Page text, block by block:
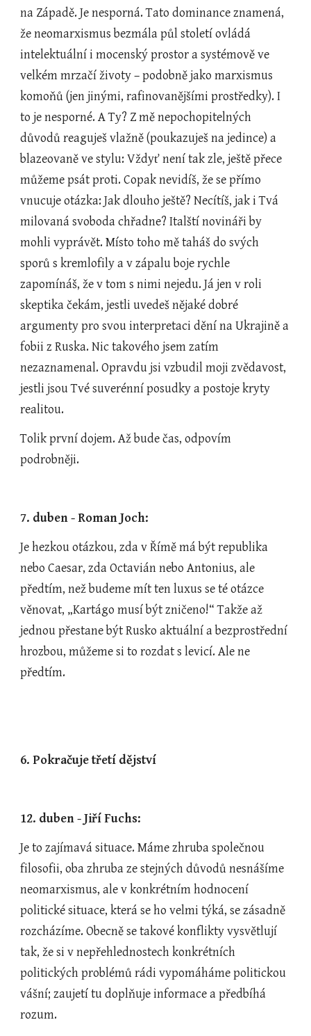
na Západě. Je nesporná. Tato dominance znamená,
že neomarxismus bezmála půl století ovládá
intelektuální i mocenský prostor a systémově ve
velkém mrzačí životy – podobně jako marxismus
komoňů (jen jinými, rafinovanějšími prostředky). I
to je nesporné. A Ty? Z mě nepochopitelných
důvodů reaguješ vlažně (poukazuješ na jedince) a
blazeovaně ve stylu: Vždyť není tak zle, ještě přece
můžeme psát proti. Copak nevidíš, že se přímo
vnucuje otázka: Jak dlouho ještě? Necítíš, jak i Tvá
milovaná svoboda chřadne? Italští novináři by
mohli vyprávět. Místo toho mě taháš do svých
sporů s kremlofily a v zápalu boje rychle
zapomínáš, že v tom s nimi nejedu. Já jen v roli
skeptika čekám, jestli uvedeš nějaké dobré
argumenty pro svou interpretaci dění na Ukrajině a
fobii z Ruska. Nic takového jsem zatím
nezaznamenal. Opravdu jsi vzbudil moji zvědavost,
jestli jsou Tvé suverénní posudky a postoje kryty
realitou.
Tolik první dojem. Až bude čas, odpovím
podrobněji.
7. duben - Roman Joch:
Je hezkou otázkou, zda v Římě má být republika
nebo Caesar, zda Octavián nebo Antonius, ale
předtím, než budeme mít ten luxus se té otázce
věnovat, „Kartágo musí být zničeno!“ Takže až
jednou přestane být Rusko aktuální a bezprostřední
hrozbou, můžeme si to rozdat s levicí. Ale ne
předtím.
6. Pokračuje třetí dějství
12. duben - Jiří Fuchs:
Je to zajímavá situace. Máme zhruba společnou
filosofii, oba zhruba ze stejných důvodů nesnášíme
neomarxismus, ale v konkrétním hodnocení
politické situace, která se ho velmi týká, se zásadně
rozcházíme. Obecně se takové konflikty vysvětlují
tak, že si v nepřehlednostech konkrétních
politických problémů rádi vypomáháme politickou
vášní; zaujetí tu doplňuje informace a předbíhá
rozum.